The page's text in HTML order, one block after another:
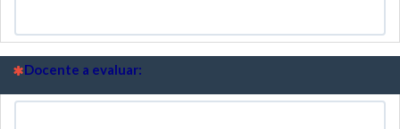
(Esta pregunta es obligatoria)
Docente a evaluar: